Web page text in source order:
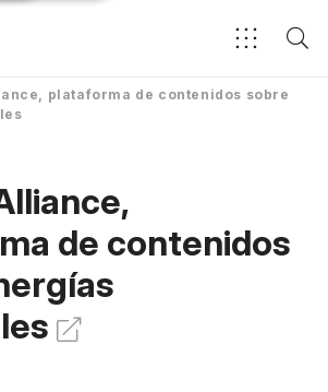
plataforma de contenidos sobre
de contenidos